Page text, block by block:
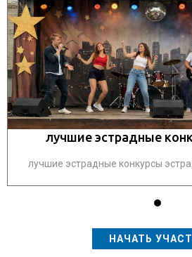
лучшие эстрадные
лучшие эстрадные конкурсы
НАЧАТЬ